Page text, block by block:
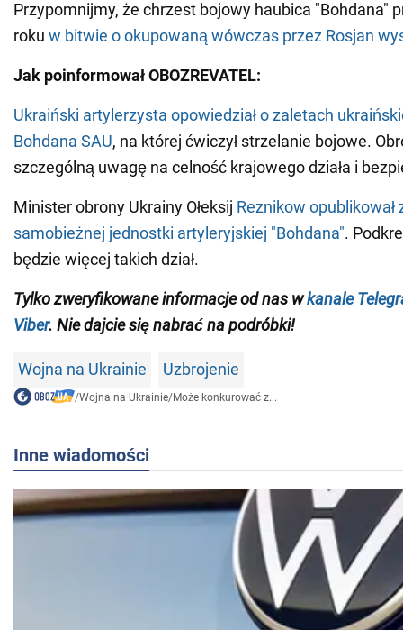
Przypomnijmy, że chrzest bojowy haubica "Bohdana"
roku w bitwie o okupowaną wówczas przez Rosjan
Jak poinformował OBOZREVATEL:
Ukraiński artylerzysta opowiedział o zaletach
Bohdana SAU, na której ćwiczył strzelanie bojowe.
szczególną uwagę na celność krajowego działa i
Minister obrony Ukrainy Ołeksij Reznikow opublikował
samobieżnej jednostki artyleryjskiej "Bohdana".
będzie więcej takich dział.
Tylko zweryfikowane informacje od nas wkanale
Viber. Nie dajcie się nabrać na podróbki!
Wojna na Ukrainie Uzbrojenie
/Wojna na Ukrainie/Może konkurować z...
Inne wiadomości